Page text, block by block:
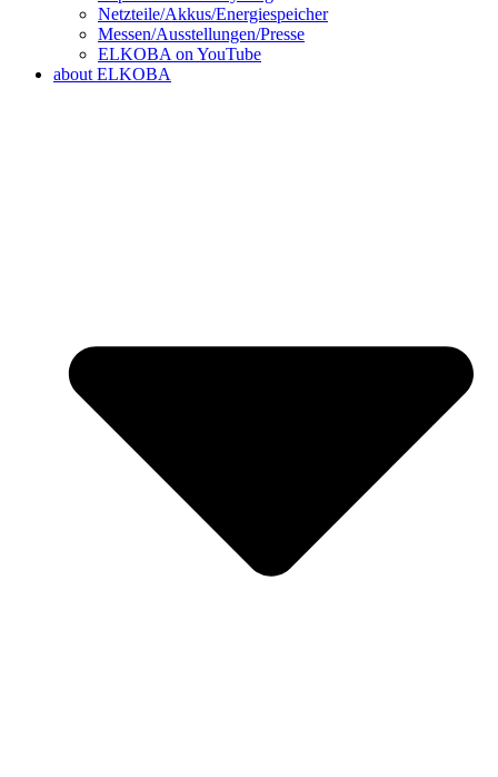
Netzteile/Akkus/Energiespeicher
Messen/Ausstellungen/Presse
ELKOBA on YouTube
about ELKOBA